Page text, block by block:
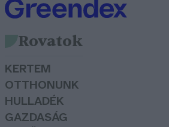
Rovatok
KERTEM
OTTHONUNK
HULLADÉK
GAZDASÁG